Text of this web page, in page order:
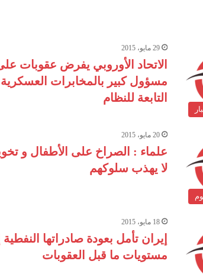
29 مايو، 2015
الاتحاد الأوروبي يفرض عقوبات
مسؤول كبير بالمخابرات العسكرية
التابعة للنظام
20 مايو، 2015
علماء : الصراخ على الأطفال و
لا يهذب سلوكهم
18 مايو، 2015
إيران تأمل بعودة صادراتها
مستويات ما قبل العقوبات